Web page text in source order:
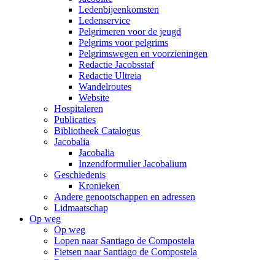
Ledenbijeenkomsten
Ledenservice
Pelgrimeren voor de jeugd
Pelgrims voor pelgrims
Pelgrimswegen en voorzieningen
Redactie Jacobsstaf
Redactie Ultreia
Wandelroutes
Website
Hospitaleren
Publicaties
Bibliotheek Catalogus
Jacobalia
Jacobalia
Inzendformulier Jacobalium
Geschiedenis
Kronieken
Andere genootschappen en adressen
Lidmaatschap
Op weg
Op weg
Lopen naar Santiago de Compostela
Fietsen naar Santiago de Compostela